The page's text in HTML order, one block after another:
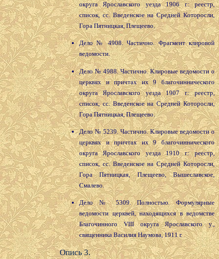
округа Ярославского уезда 1906 г.: реестр,
список, сс. Введенское на Средней Которосли,
Гора Пятницкая, Плещеево.
Дело № 4908. Частично. Фрагмент клировой
ведомости.
Дело № 4988. Частично. Клировые ведомости о
церквях и причтах их 9 благочиннического
округа Ярославского уезда 1907 г.: реестр,
список, сс. Введенское на Средней Которосли,
Гора Пятницкая, Плещеево.
Дело № 5239. Частично. Клировые ведомости о
церквях и причтах их 9 благочиннического
округа Ярославского уезда 1910 г.: реестр,
список, сс. Введенское на Средней Которосли,
Гора Пятницкая, Плещеево, Вышеславское,
Смалево.
Дело № 5309. Полностью. Формулярные
ведомости церквей, находящихся в ведомстве
Благочинного VIII округа Ярославского у.,
священника Василия Наумова, 1911 г.
Опись 3.